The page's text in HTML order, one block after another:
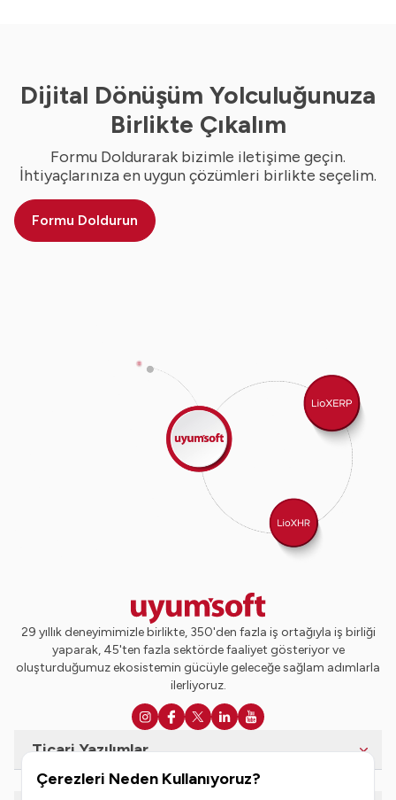
Çerezleri Neden Kullanıyoruz?
Dijital Dönüşüm Yolculuğunuza
Birlikte Çıkalım
Formu Doldurarak bizimle iletişime geçin.
İhtiyaçlarınıza en uygun çözümleri birlikte seçelim.
Formu Doldurun
29 yıllık deneyimimizle birlikte, 350'den fazla iş ortağıyla iş birliği
yaparak, 45'ten fazla sektörde faaliyet gösteriyor ve
oluşturduğumuz ekosistemin gücüyle geleceğe sağlam adımlarla
ilerliyoruz.
Ticari Yazılımlar